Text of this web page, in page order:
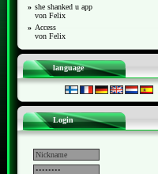
» she shanked u app
von Felix
» Access
von Felix
language
Login